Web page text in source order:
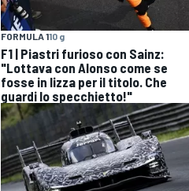
FORMULA 110 g
F1 | Piastri furioso con Sainz:
"Lottava con Alonso come se
fosse in lizza per il titolo. Che
guardi lo specchietto!"